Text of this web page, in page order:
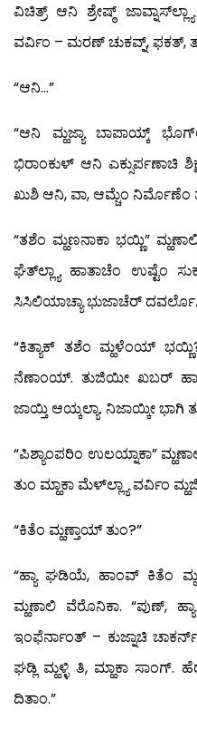
ವಿಚಿತ್ರ್ ಆನಿ ಶ್ರೇಷ್ಠ್
ವರ್ವಿಂ – ಮರಣ್ ಚುಕವ್ನ್, ಫಕತ್,
“ಆನಿ…”
“ಆನಿ ಮ್ಹಜ್ಯಾ ಬಾಪಾಯ್ಕ್
ಭಿರಾಂಕುಳ್ ಆನಿ ಎಕ್ಸುರ್ಪಣಾಚಿ
ಖುಶಿ ಆನಿ, ವಾ, ಆಮ್ಚೆಂ ನಿರ್ಮೊಣೆಂ
“ತಶೆಂ ಮ್ಹಣನಾಕಾ ಭಯ್ಣಿ”
ಘೆತ್‍ಲ್ಲ್ಯಾ ಹಾತಾಚೆಂ ಉಷ್ಟೆಂ
ಸಿಸಿಲಿಯಾಚ್ಯಾ ಭುಜಾಚೆರ್ ದವರ್ಲೊ.
“ಕಿತ್ಯಾಕ್ ತಶೆಂ ಮ್ಹಳೆಂಯ್
ನೆಣಾಂಯ್. ತುಜಿಯೀ ಖಬರ್
ಜಾಯ್ತಿ ಆಯ್ಕಲ್ಯಾ. ನಿಜಾಯ್ಕೀ ಭಾಗಿ
“ಪಿಶ್ಯಾಂಪರಿಂ ಉಲಯ್ನಾಕಾ”
ತುಂ ಮ್ಹಾಕಾ ಮೆಳ್‍ಲ್ಲ್ಯಾ ವರ್ವಿಂ
“ಕಿತೆಂ ಮ್ಹಣ್ತಾಯ್ ತುಂ?”
“ಹ್ಯಾ ಘಡಿಯೆ, ಹಾಂವ್ ಕಿತೆಂ
ಮ್ಹಣಾಲಿ ವೆರೊನಿಕಾ. “ಪುಣ್,
ಇಂಫೆರ್ನಾಂತ್ – ಕುಜ್ನಾಚಿ
ಘಡ್ಲಿ ಮ್ಹಳ್ಳಿ ತಿ, ಮ್ಹಾಕಾ
ದಿತಾಂ.”